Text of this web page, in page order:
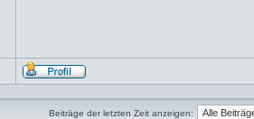
Profil
Beiträge der letzten Zeit anzeigen: